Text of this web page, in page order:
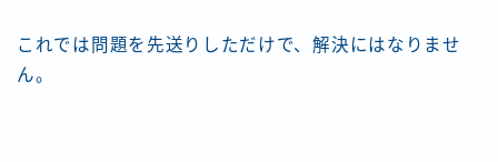
これでは問題を先送りしただけで、解決にはなりませ
ん。